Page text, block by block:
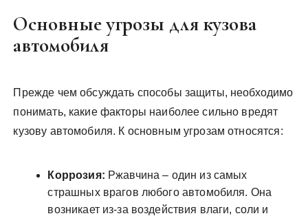
Основные угрозы для кузова
автомобиля
Прежде чем обсуждать способы защиты, необходимо
понимать, какие факторы наиболее сильно вредят
кузову автомобиля. К основным угрозам относятся:
Коррозия: Ржавчина – один из самых
страшных врагов любого автомобиля. Она
возникает из-за воздействия влаги, соли и